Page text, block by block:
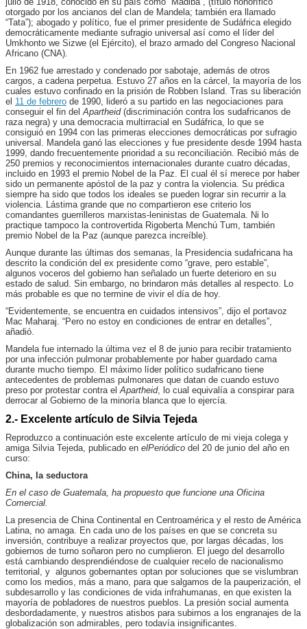
otorgado por los ancianos del clan de Mandela; también era llamado
“Tata”); abogado y político, fue el primer presidente de Sudáfrica elegido
democráticamente mediante sufragio universal así como el líder del
Umkhonto we Sizwe (el Ejército), el brazo armado del Congreso Nacional
Africano (CNA).
En 1962 fue arrestado y condenado por sabotaje, además de otros
cargos, a cadena perpetua. Estuvo 27 años en la cárcel, la mayoría de los
cuales estuvo confinado en la prisión de Robben Island. Tras su liberación
el 11 de febrero de 1990, lideró a su partido en las negociaciones para
conseguir el fin delApartheid(discriminación contra los sudafricanos de
raza negra) y una democracia multirracial en Sudáfrica, lo que se
consiguió en 1994 con las primeras elecciones democráticas por sufragio
universal. Mandela ganó las elecciones y fue presidente desde 1994 hasta
1999, dando frecuentemente prioridad a su reconciliación. Recibió más de
250 premios y reconocimientos internacionales durante cuatro décadas,
incluido en 1993 el premio Nobel de la Paz. El cual él sí merece por haber
sido un permanente apóstol de la paz y contra la violencia. Su prédica
siempre ha sido que todos los ideales se pueden lograr sin recurrir a la
violencia. Lástima grande que no compartieron ese criterio los
comandantes guerrilleros marxistas-leninistas de Guatemala. Ni lo
practique tampoco la controvertida Rigoberta Menchú Tum, también
premio Nobel de la Paz (aunque parezca increíble).
Aunque durante las últimas dos semanas, la Presidencia sudafricana ha
descrito la condición del ex presidente como “grave, pero estable”,
algunos voceros del gobierno han señalado un fuerte deterioro en su
estado de salud. Sin embargo, no brindaron más detalles al respecto. Lo
más probable es que no termine de vivir el día de hoy.
“Evidentemente, se encuentra en cuidados intensivos”, dijo el portavoz
Mac Maharaj. “Pero no estoy en condiciones de entrar en detalles”,
añadió.
Mandela fue internado la última vez el 8 de junio para recibir tratamiento
por una infección pulmonar probablemente por haber guardado cama
durante mucho tiempo. El máximo líder político sudafricano tiene
antecedentes de problemas pulmonares que datan de cuando estuvo
preso por protestar contra el Apartheid, lo cual equivalía a conspirar para
derrocar al Gobierno de la minoría blanca que lo ejercía.
2.- Excelente artículo de Silvia Tejeda
Reproduzco acontinuación este excelente artículo de mi vieja colega y
amiga Silvia Tejeda, publicado en elPeriódico del 20 de junio del año en
curso:
China, la seductora
En el caso de Guatemala, ha propuesto que funcione una Oficina
Comercial.
La presencia de China Continental en Centroamérica y el resto de América
Latina, no amaga. En cada uno de los países en que se concreta su
inversión, contribuye a realizar proyectos que, por largas décadas, los
gobiernos de turno soñaron pero no cumplieron. El juego del desarrollo
está cambiando desprendiéndose de cualquier recelo de nacionalismo
territorial, y algunos gobernantes optan por soluciones que se vislumbran
como los medios, más a mano, para que salgamos de la pauperización, el
subdesarrollo y las condiciones de vida infrahumanas, en que existen la
mayoría de pobladores de nuestros pueblos. La presión social aumenta
desbordadamente, y nuestros atisbos para subirnos a los engranajes de la
globalización son admirables, pero todavía insignificantes.